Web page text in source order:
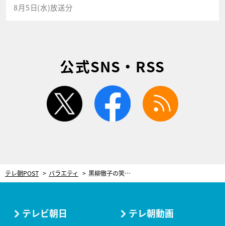
8月5日(水)放送分
公式SNS・RSS
twitter facebook
テレ朝POST バラエティ 黒柳徹子の笑いが止まらない！新沼謙治と松居直美、実は師弟な2人の食い違う言い分
テレビ朝日 テレ朝動画